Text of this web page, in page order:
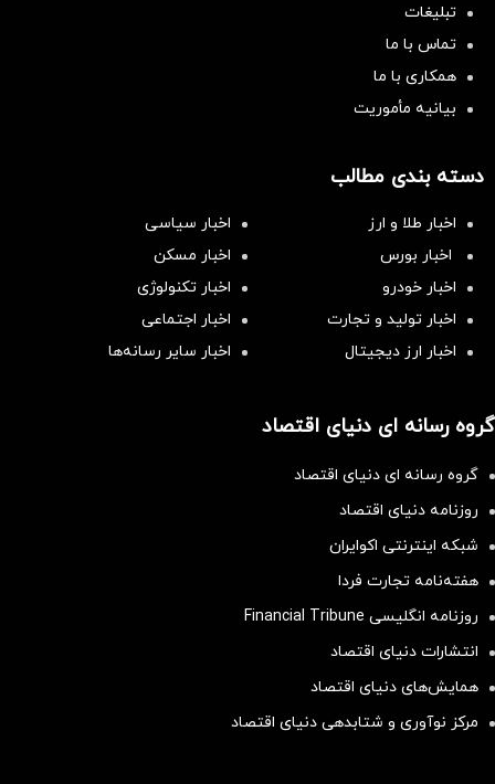
تبلیغات
تماس با ما
همکاری با ما
بیانیه مأموریت
دسته بندی مطالب
اخبار طلا و ارز
اخبار سیاسی
اخبار بورس
اخبار مسکن
اخبار خودرو
اخبار تکنولوژی
اخبار تولید و تجارت
اخبار اجتماعی
اخبار ارز دیجیتال
اخبار سایر رسانه‌‌ها
گروه رسانه ای دنیای اقتصاد
گروه رسانه ای دنیای اقتصاد
روزنامه دنیای اقتصاد
شبکه اینترنتی اکوایران
هفته‌نامه تجارت فردا
روزنامه انگلیسی Financial Tribune
انتشارات دنیای اقتصاد
همایش‌های دنیای اقتصاد
مرکز نوآوری و شتابدهی دنیای اقتصاد